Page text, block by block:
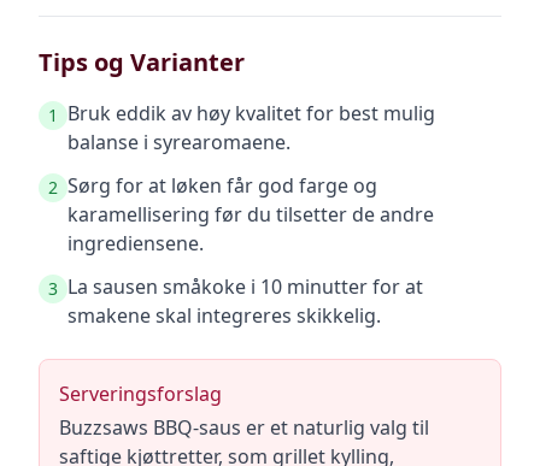
Tips og Varianter
1
Bruk eddik av høy kvalitet for best mulig
balanse i syrearomaene.
2 Sørg for at løken får god farge og
karamellisering før du tilsetter de andre
ingrediensene.
3 La sausen småkoke i 10 minutter for at
smakene skal integreres skikkelig.
Serveringsforslag
Buzzsaws BBQ-saus er et naturlig valg til
saftige kjøttretter, som grillet kylling,